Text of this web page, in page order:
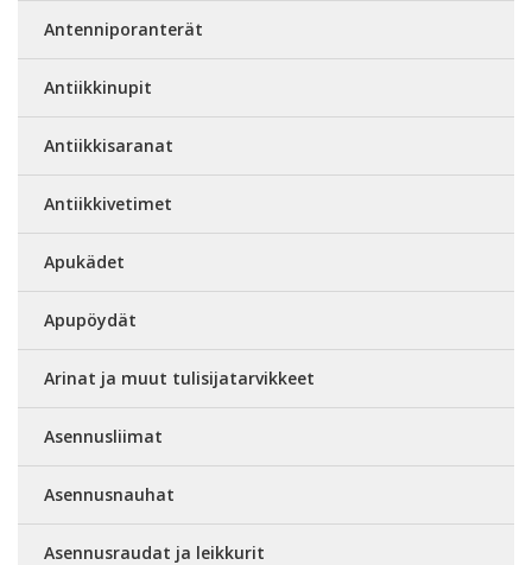
Antenniporanterät
Antiikkinupit
Antiikkisaranat
Antiikkivetimet
Apukädet
Apupöydät
Arinat ja muut tulisijatarvikkeet
Asennusliimat
Asennusnauhat
Asennusraudat ja leikkurit